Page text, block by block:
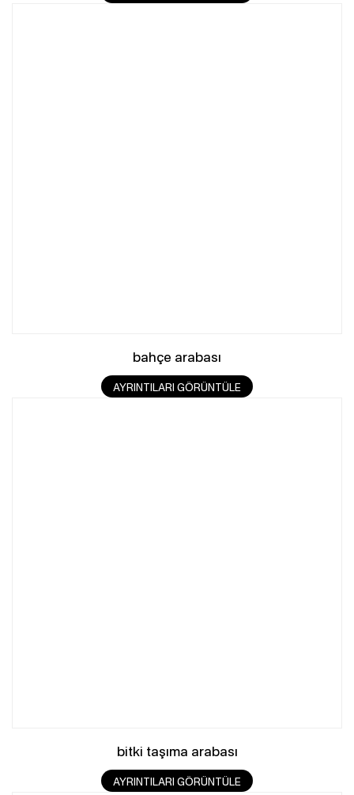
bahçe arabası
AYRINTILARI GÖRÜNTÜLE
bitki taşıma arabası
AYRINTILARI GÖRÜNTÜLE